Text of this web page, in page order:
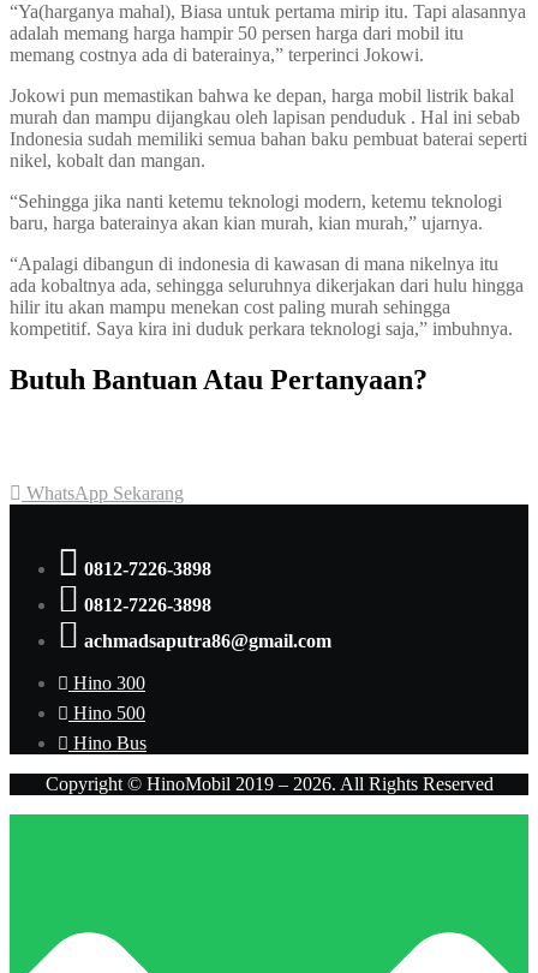
“Ya(harganya mahal), Biasa untuk pertama mirip itu. Tapi alasannya
adalah memang harga hampir 50 persen harga dari mobil itu
memang costnya ada di baterainya,” terperinci Jokowi.
Jokowi pun memastikan bahwa ke depan, harga mobil listrik bakal
murah dan mampu dijangkau oleh lapisan penduduk . Hal ini sebab
Indonesia sudah memiliki semua bahan baku pembuat baterai seperti
nikel, kobalt dan mangan.
“Sehingga jika nanti ketemu teknologi modern, ketemu teknologi
baru, harga baterainya akan kian murah, kian murah,” ujarnya.
“Apalagi dibangun di indonesia di kawasan di mana nikelnya itu
ada kobaltnya ada, sehingga seluruhnya dikerjakan dari hulu hingga
hilir itu akan mampu menekan cost paling murah sehingga
kompetitif. Saya kira ini duduk perkara teknologi saja,” imbuhnya.
Butuh Bantuan Atau Pertanyaan?
WhatsApp Sekarang
0812-7226-3898
0812-7226-3898
achmadsaputra86@gmail.com
Hino 300
Hino 500
Hino Bus
Copyright © HinoMobil 2019 – 2026. All Rights Reserved